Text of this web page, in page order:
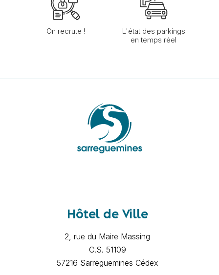
On recrute !
L'état des parkings
en temps réel
Hôtel de Ville
2, rue du Maire Massing
C.S. 51109
57216 Sarreguemines Cédex